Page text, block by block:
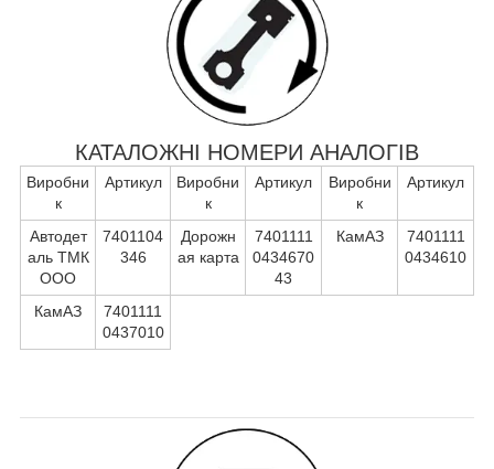
КАТАЛОЖНІ НОМЕРИ АНАЛОГІВ
Виробни
к
Артикул
Виробни
к
Артикул
Виробни
к
Артикул
Автодет
аль ТМК
ООО
7401104
346
Дорожн
ая карта
7401111
0434670
43
КамАЗ
7401111
0434610
КамАЗ
7401111
0437010